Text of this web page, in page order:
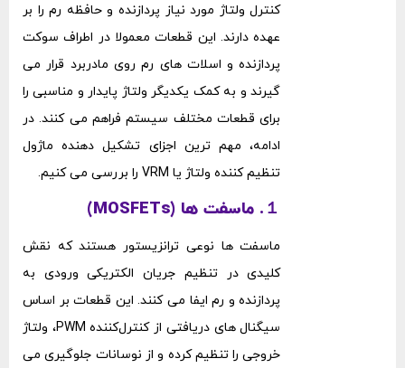
کنترل ولتاژ مورد نیاز پردازنده و حافظه رم را بر
عهده دارند. این قطعات معمولا در اطراف سوکت
پردازنده و اسلات‌ های رم روی مادربرد قرار می
‌گیرند و به کمک یکدیگر ولتاژ پایدار و مناسبی را
برای قطعات مختلف سیستم فراهم می ‌کنند. در
ادامه، مهم‌ ترین اجزای تشکیل‌ دهنده ماژول
تنظیم‌ کننده‌ ولتاژ یا VRM را بررسی می ‌کنیم.
ماسفت ‌ها نوعی ترانزیستور هستند که نقش
کلیدی در تنظیم جریان الکتریکی ورودی به
پردازنده و رم ایفا می ‌کنند. این قطعات بر اساس
سیگنال ‌های دریافتی از کنترل‌کننده PWM، ولتاژ
خروجی را تنظیم کرده و از نوسانات جلوگیری می